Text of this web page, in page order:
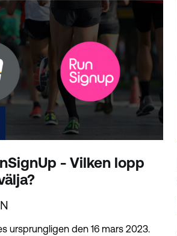
- Vilken lopp
ursprungligen den 16 mars 2023.